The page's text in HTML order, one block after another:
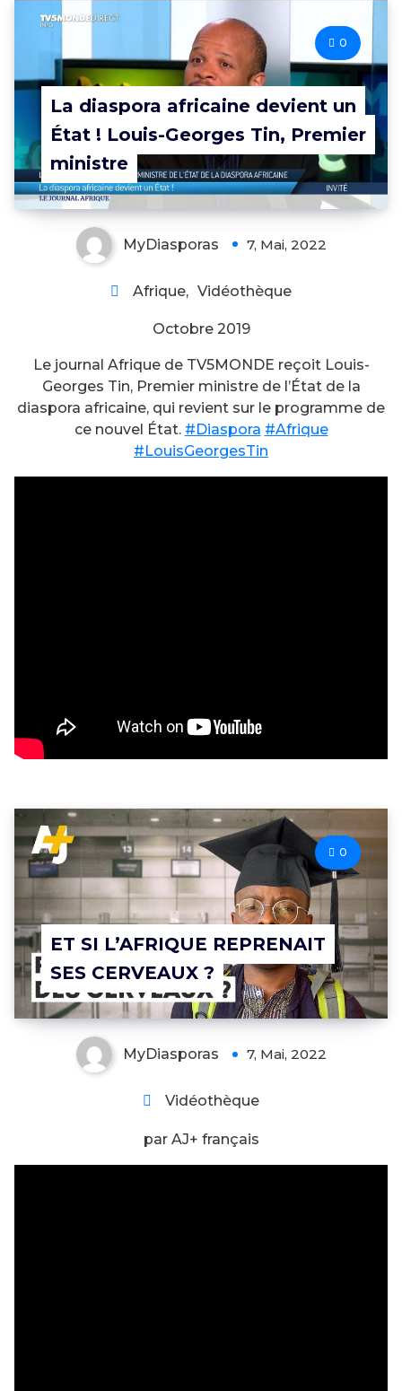
La diaspora africaine devient un
État ! Louis-Georges Tin, Premier
ministre
0
MyDiasporas 7, Mai, 2022
Afrique, Vidéothèque
Octobre 2019
Le journal Afrique de TV5MONDE reçoit Louis-
Georges Tin, Premier ministre de l’État de la
diaspora africaine, qui revient sur le programme de
ce nouvel État. #Diaspora #Afrique
#LouisGeorgesTin
ET SI L’AFRIQUE REPRENAIT
SES CERVEAUX ?
0
MyDiasporas 7, Mai, 2022
Vidéothèque
par AJ+ français